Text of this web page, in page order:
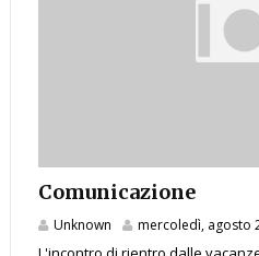
Comunicazione
Unknown mercoledì, agosto